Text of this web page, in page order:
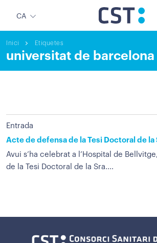
CA
Inici Etiquetes
universitat de barcelona
Entrada
Acte de defensa de la Tesi Doctoral de la
Avui s’ha celebrat a l’Hospital de
de la Tesi Doctoral de la Sra....